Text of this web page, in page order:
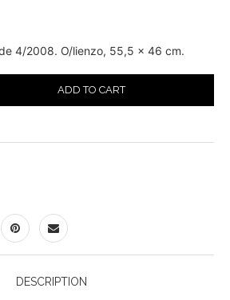
4/2008. O/lienzo, 55,5 x 46 cm.
ADD TO CART
DESCRIPTION